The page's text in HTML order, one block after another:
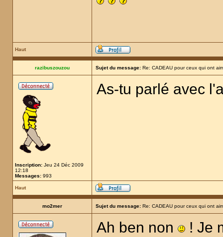
Haut
razibuszouzou Sujet du message: Re: CADEAU pour ceux qui ont
Inscription: Jeu 24 Déc 2009
12:18
Messages: 993
As-tu parlé avec
Haut
mo2mer Sujet du message: Re: CADEAU pour ceux qui ont
Ah ben non
! Je